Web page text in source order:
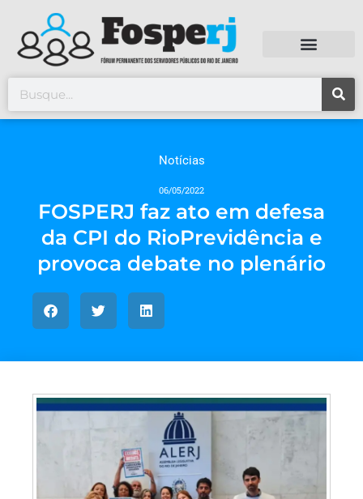
Notícias
06/05/2022
FOSPERJ faz ato em defesa
da CPI do RioPrevidência e
provoca debate no plenário